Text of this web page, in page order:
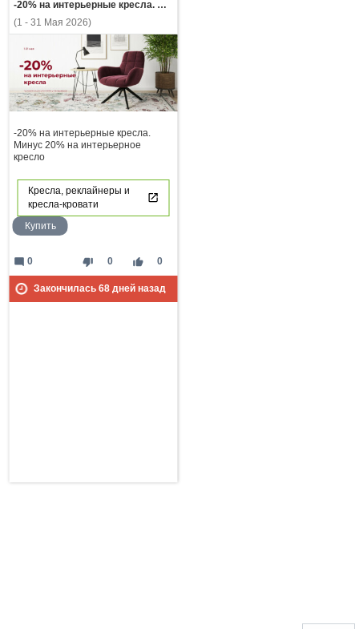
-20% на интерьерные кресла. Минус 20% на интерьерное кресло
(1 - 31 Мая 2026)
-20% на интерьерные кресла.
Минус 20% на интерьерное
кресло
Кресла, реклайнеры и
кресла-кровати
Купить
thumb_down 0 thumb_up 0
mode_comment 0
Закончилась 68дней назад